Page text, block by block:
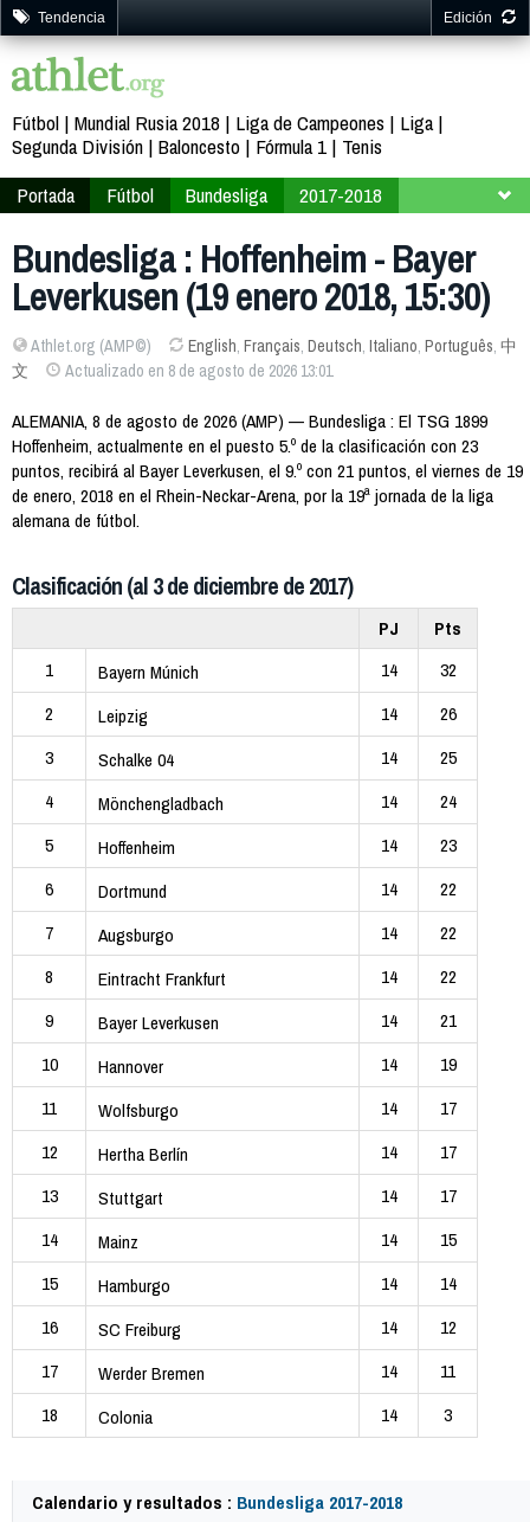
Tendencia Edición
Fútbol Mundial Rusia 2018 Liga de Campeones
Liga
Segunda División Baloncesto Fórmula 1
Tenis
Portada
Fútbol Bundesliga
2017-2018
Bundesliga : Hoffenheim - Bayer
Leverkusen (19 enero 2018, 15:30)
Athlet.org (AMP©) English, Français, Deutsch, Italiano, Português, 中
文
Actualizado en 8 de agosto de 2026 13:01
ALEMANIA, 8 de agosto de 2026 (AMP) — Bundesliga : El TSG 1899
Hoffenheim, actualmente en el puesto 5.º de la clasificación con 23
puntos, recibirá al Bayer Leverkusen, el 9.º con 21 puntos, el viernes de 19
de enero, 2018 en el Rhein-Neckar-Arena, por la 19ª jornada de la liga
alemana de fútbol.
Clasificación (al 3 de diciembre de 2017)
PJ
Pts
1
Bayern Múnich 14
32
2
Leipzig 14
26
3
Schalke 04 14
25
4
Mönchengladbach 14
24
5
Hoffenheim 14
23
6
Dortmund 14
22
7
Augsburgo 14
22
8
Eintracht Frankfurt 14
22
9
Bayer Leverkusen 14
21
10
Hannover 14
19
11
Wolfsburgo 14
17
12
Hertha Berlín 14
17
13
Stuttgart 14
17
14
Mainz 14
15
15
Hamburgo 14
14
16
SC Freiburg 14
12
17
Werder Bremen 14
11
18
Colonia 14 3
Calendario y resultados : Bundesliga 2017-2018